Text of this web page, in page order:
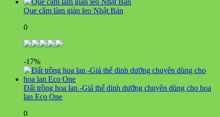
Que cắm làm giàn leo Nhật Bản
0
-17%
Đất trồng hoa lan -Giá thể dinh dưỡng chuyên dùng cho hoa
lan Eco One
0